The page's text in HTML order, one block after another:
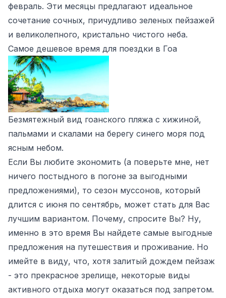
февраль. Эти месяцы предлагают идеальное
сочетание сочных, причудливо зеленых пейзажей
и великолепного, кристально чистого неба.
Самое дешевое время для поездки в Гоа
Безмятежный вид гоанского пляжа с хижиной,
пальмами и скалами на берегу синего моря под
ясным небом.
Если Вы любите экономить (а поверьте мне, нет
ничего постыдного в погоне за выгодными
предложениями), то сезон муссонов, который
длится с июня по сентябрь, может стать для Вас
лучшим вариантом. Почему, спросите Вы? Ну,
именно в это время Вы найдете самые выгодные
предложения на путешествия и проживание. Но
имейте в виду, что, хотя залитый дождем пейзаж
- это прекрасное зрелище, некоторые виды
активного отдыха могут оказаться под запретом.